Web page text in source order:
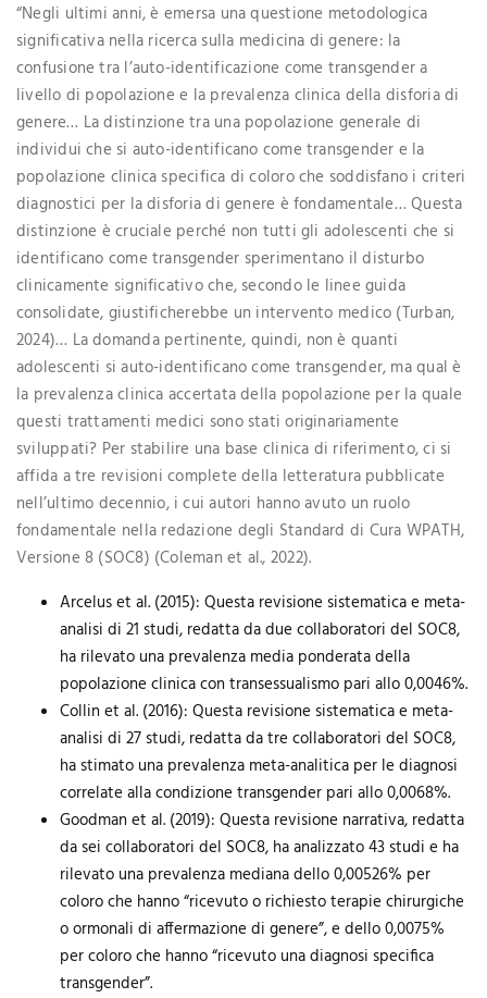
“Negli ultimi anni, è emersa una questione metodologica
significativa nella ricerca sulla medicina di genere: la
confusione tra l’auto-identificazione come transgender a
livello di popolazione e la prevalenza clinica della disforia di
genere… La distinzione tra una popolazione generale di
individui che si auto-identificano come transgender e la
popolazione clinica specifica di coloro che soddisfano i criteri
diagnostici per la disforia di genere è fondamentale… Questa
distinzione è cruciale perché non tutti gli adolescenti che si
identificano come transgender sperimentano il disturbo
clinicamente significativo che, secondo le linee guida
consolidate, giustificherebbe un intervento medico (Turban,
2024)… La domanda pertinente, quindi, non è quanti
adolescenti si auto-identificano come transgender, ma qual è
la prevalenza clinica accertata della popolazione per la quale
questi trattamenti medici sono stati originariamente
sviluppati? Per stabilire una base clinica di riferimento, ci si
affida a tre revisioni complete della letteratura pubblicate
nell’ultimo decennio, i cui autori hanno avuto un ruolo
fondamentale nella redazione degli Standard di Cura WPATH,
Versione 8 (SOC8) (Coleman et al., 2022).
Arcelus et al. (2015): Questa revisione sistematica e meta-
analisi di 21 studi, redatta da due collaboratori del SOC8,
ha rilevato una prevalenza media ponderata della
popolazione clinica con transessualismo pari allo 0,0046%.
Collin et al. (2016): Questa revisione sistematica e meta-
analisi di 27 studi, redatta da tre collaboratori del SOC8,
ha stimato una prevalenza meta-analitica per le diagnosi
correlate alla condizione transgender pari allo 0,0068%.
Goodman et al. (2019): Questa revisione narrativa, redatta
da sei collaboratori del SOC8, ha analizzato 43 studi e ha
rilevato una prevalenza mediana dello 0,00526% per
coloro che hanno “ricevuto o richiesto terapie chirurgiche
o ormonali di affermazione di genere”, e dello 0,0075%
per coloro che hanno “ricevuto una diagnosi specifica
transgender”.